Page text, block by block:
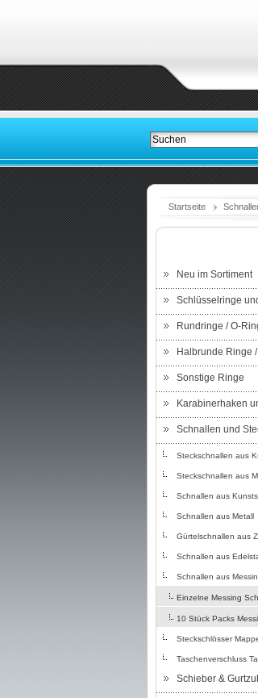
Startseite
Neu im Sortiment
Schlüsselringe
Rundringe / O-
Halbrunde Ringe
Sonstige Ringe
Karabinerhaken
Schnallen und
Steckschnallen aus
Steckschnallen aus
Schnallen aus
Schnallen aus Metall
Gürtelschnallen aus
Schnallen aus
Schnallen aus
Einzelne Messing
10 Stück Packs
Steckschlösser
Taschenverschluss
Schieber &